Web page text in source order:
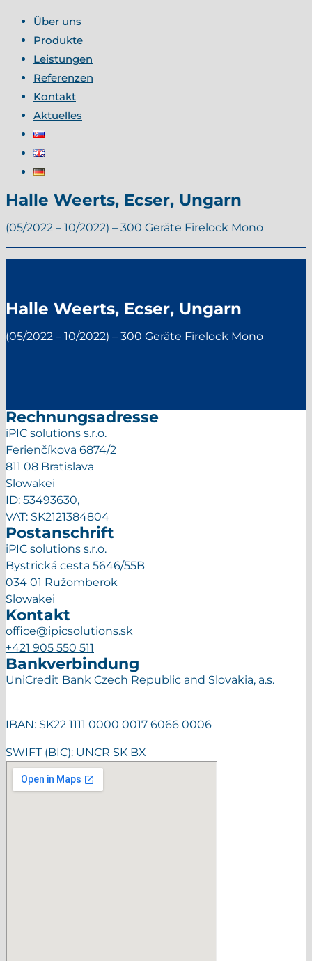
Über uns
Produkte
Leistungen
Referenzen
Kontakt
Aktuelles
Halle Weerts, Ecser, Ungarn
(05/2022 – 10/2022) – 300 Geräte Firelock Mono
Halle Weerts, Ecser, Ungarn
(05/2022 – 10/2022) – 300 Geräte Firelock Mono
Rechnungsadresse
iPIC solutions s.r.o.
Ferienčíkova 6874/2
811 08 Bratislava
Slowakei
ID: 53493630,
VAT: SK2121384804
Postanschrift
iPIC solutions s.r.o.
Bystrická cesta 5646/55B
034 01 Ružomberok
Slowakei
Kontakt
office@ipicsolutions.sk
+421 905 550 511
Bankverbindung
UniCredit Bank Czech Republic and Slovakia, a.s.
IBAN: SK22 1111 0000 0017 6066 0006
SWIFT (BIC): UNCR SK BX